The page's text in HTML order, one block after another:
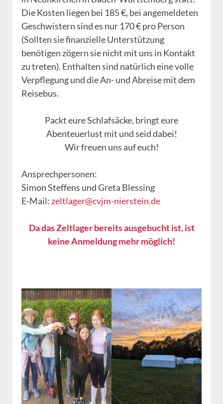
Die Kosten liegen bei 185 €, bei angemeldeten
Geschwistern sind es nur 170 € pro Person
(Sollten sie finanzielle Unterstützung
benötigen zögern sie nicht mit uns in Kontakt
zu treten). Enthalten sind natürlich eine volle
Verpflegung und die An- und Abreise mit dem
Reisebus.
Packt eure Schlafsäcke, bringt eure
Abenteuerlust mit und seid dabei!
Wir freuen uns auf euch!
Ansprechpersonen:
Simon Steffens und Greta Blessing
E-Mail: zeltlager@cvjm-nierstein.de
Da das Zeltlager bereits ausgebucht ist, ist
keine Anmeldung mehr möglich!